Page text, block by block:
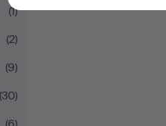
(1)
(2)
(9)
(30)